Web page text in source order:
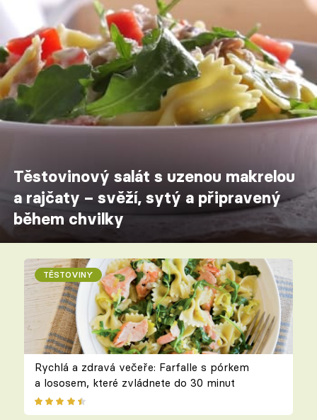
Těstovinový salát s uzenou makrelou
a rajčaty – svěží, sytý a připravený
během chvilky
TĚSTOVINY
Rychlá a zdravá večeře: Farfalle s pórkem
a lososem, které zvládnete do 30 minut